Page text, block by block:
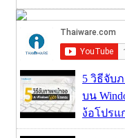
5 วิธีจับ
บน
ง้อโปรแ